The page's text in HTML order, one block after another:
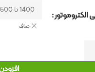
افزودن به سبد خرید